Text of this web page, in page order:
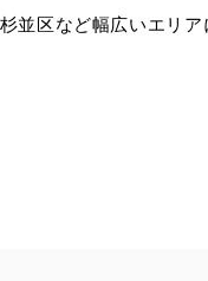
並区など幅広いエリ